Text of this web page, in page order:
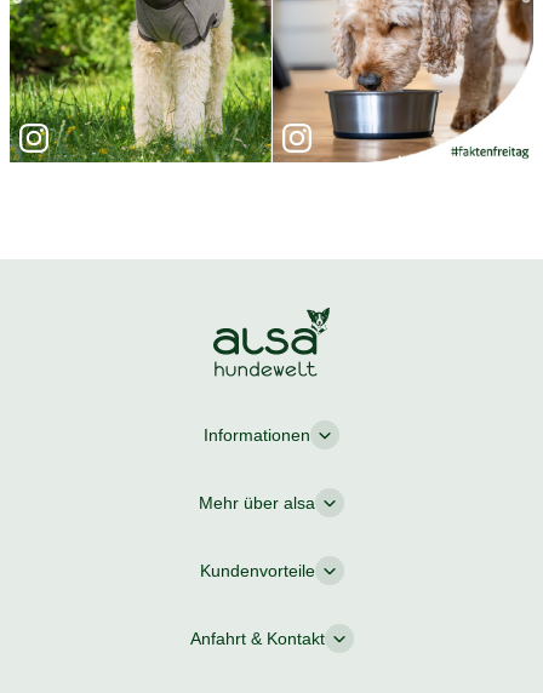
Informationen
Mehr über alsa
Kundenvorteile
Anfahrt & Kontakt